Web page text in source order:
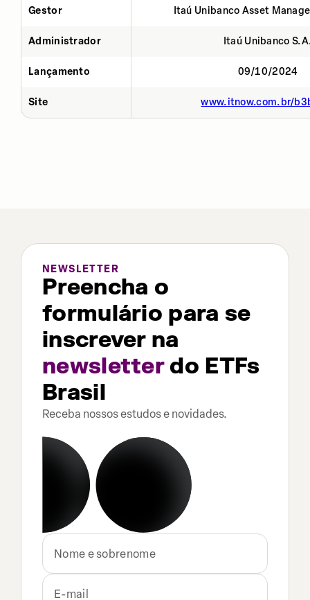
Gestor Itaú Unibanco Asset
Administrador Itaú Unibanco
Lançamento 09/10/2024
Site www.itnow.com.br/
NEWSLETTER
Preencha o
formulário para se
inscrever na
newsletterdo ETFs
Brasil
Receba nossos estudos e novidades.